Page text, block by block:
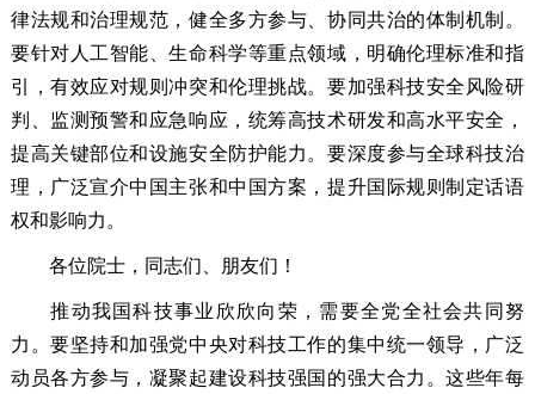
律法规和治理规范，健全多方参与、协同共治的体制机制。
要针对人工智能、生命科学等重点领域，明确伦理标准和指
引，有效应对规则冲突和伦理挑战。要加强科技安全风险研
判、监测预警和应急响应，统筹高技术研发和高水平安全，
提高关键部位和设施安全防护能力。要深度参与全球科技治
理，广泛宣介中国主张和中国方案，提升国际规则制定话语
权和影响力。
各位院士，同志们、朋友们！
推动我国科技事业欣欣向荣，需要全党全社会共同努
力。要坚持和加强党中央对科技工作的集中统一领导，广泛
动员各方参与，凝聚起建设科技强国的强大合力。这些年每